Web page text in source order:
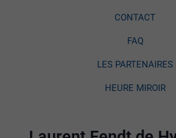
CONTACT
FAQ
LES PARTENAIRES
HEURE MIROIR